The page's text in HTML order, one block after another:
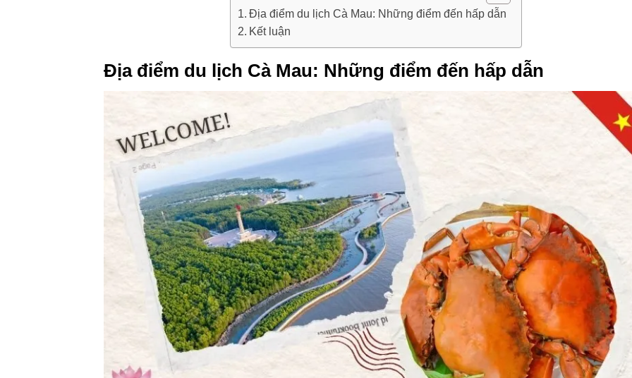
Địa điểm du lịch Cà Mau: Những điểm đến hấp dẫn
Kết luận
Địa điểm du lịch Cà Mau: Những điểm đến hấp dẫn